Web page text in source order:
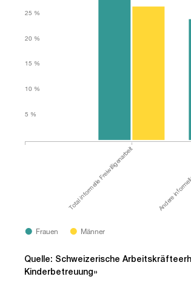
Total informelle Freiwilligenarbeit Andere
5 %
10 %
15 %
20 %
25 %
Frauen Männer
Quelle: Schweizerische
Kinderbetreuung»